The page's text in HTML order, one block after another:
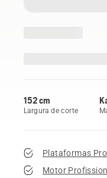
152 cm
Largura de corte
Plataformas
Motor